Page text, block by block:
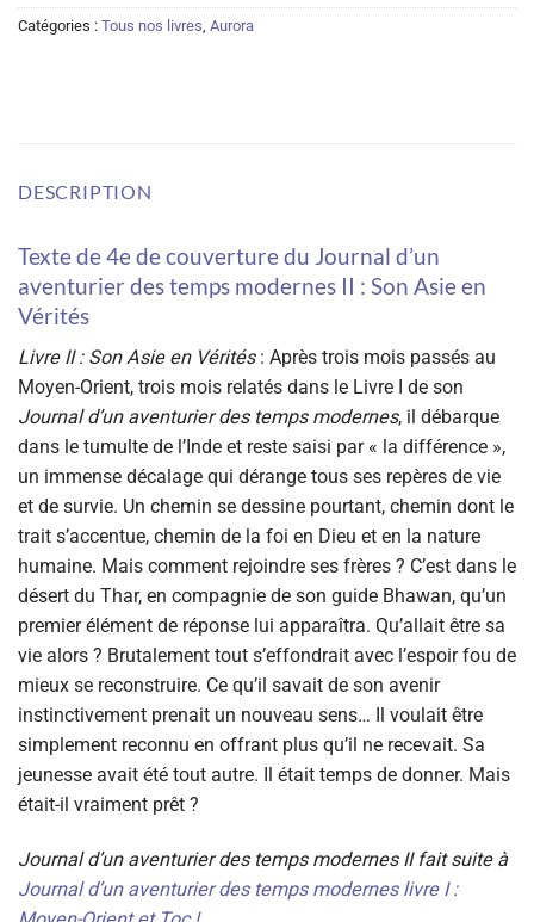
Catégories : Tous nos livres, Aurora
DESCRIPTION
Texte de 4e de couverture du Journal d’un
aventurier des temps modernes II : Son Asie en
Vérités
Livre II : Son Asie en Vérités: Après trois mois passés au
Moyen-Orient, trois mois relatés dans le Livre I de son
Journal d’un aventurier des temps modernes, il débarque
dans le tumulte de l’Inde et reste saisi par « la différence »,
un immense décalage qui dérange tous ses repères de vie
et de survie. Un chemin se dessine pourtant, chemin dont le
trait s’accentue, chemin de la foi en Dieu et en la nature
humaine. Mais comment rejoindre ses frères ? C’est dans le
désert du Thar, en compagnie de son guide Bhawan, qu’un
premier élément de réponse lui apparaîtra. Qu’allait être sa
vie alors ? Brutalement tout s’effondrait avec l’espoir fou de
mieux se reconstruire. Ce qu’il savait de son avenir
instinctivement prenait un nouveau sens… Il voulait être
simplement reconnu en offrant plus qu’il ne recevait. Sa
jeunesse avait été tout autre. Il était temps de donner. Mais
était-il vraiment prêt ?
Journal d’un aventurier des temps modernes II fait suite à
Journal d’un aventurier des temps modernes livre I :